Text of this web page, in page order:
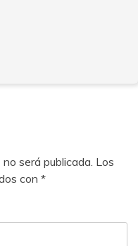
será publicada. Los
con *